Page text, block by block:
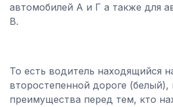
автомобилей А и Г а также для
В.
То есть водитель находящийся
второстепенной дороге (белый),
преимущества перед тем, кто